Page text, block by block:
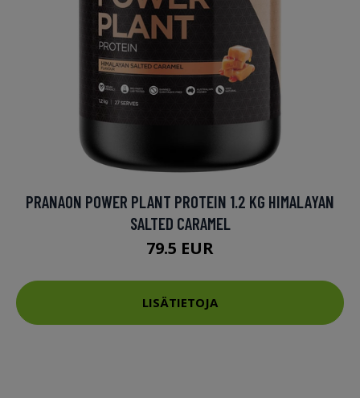
PRANAON POWER PLANT PROTEIN 1.2 KG HIMALAYAN
SALTED CARAMEL
79.5 EUR
LISÄTIETOJA